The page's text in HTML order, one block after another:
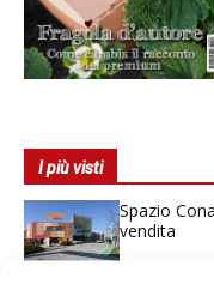
I più visti
Spazio
vendita